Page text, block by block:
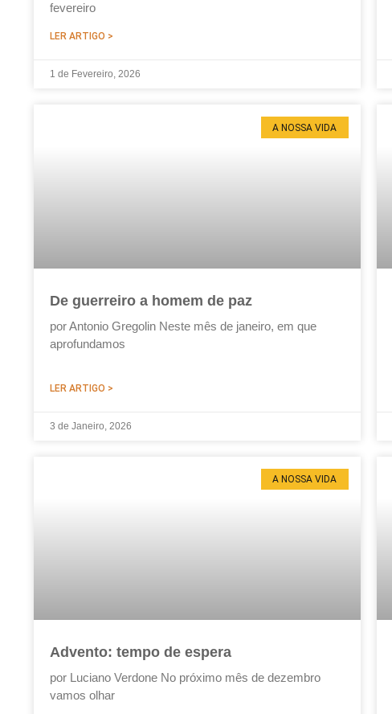
fevereiro
LER ARTIGO >
1 de Fevereiro, 2026
A NOSSA VIDA
De guerreiro a homem de paz
por Antonio Gregolin Neste mês de janeiro, em que
aprofundamos
LER ARTIGO >
3 de Janeiro, 2026
A NOSSA VIDA
Advento: tempo de espera
por Luciano Verdone No próximo mês de dezembro
vamos olhar